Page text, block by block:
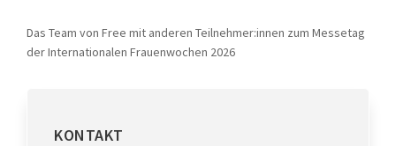
Das Team von Free mit anderen Teilnehmer:innen zum Messetag
der Internationalen Frauenwochen 2026
KONTAKT